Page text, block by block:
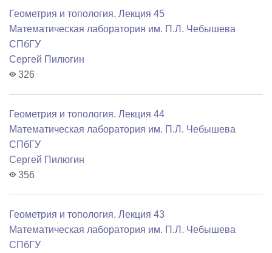
Геометрия и топология. Лекция 45
Математичеcкая лаборатория им. П.Л. Чебышева
СПбГУ
Сергей Пилюгин
326
Геометрия и топология. Лекция 44
Математичеcкая лаборатория им. П.Л. Чебышева
СПбГУ
Сергей Пилюгин
356
Геометрия и топология. Лекция 43
Математичеcкая лаборатория им. П.Л. Чебышева
СПбГУ